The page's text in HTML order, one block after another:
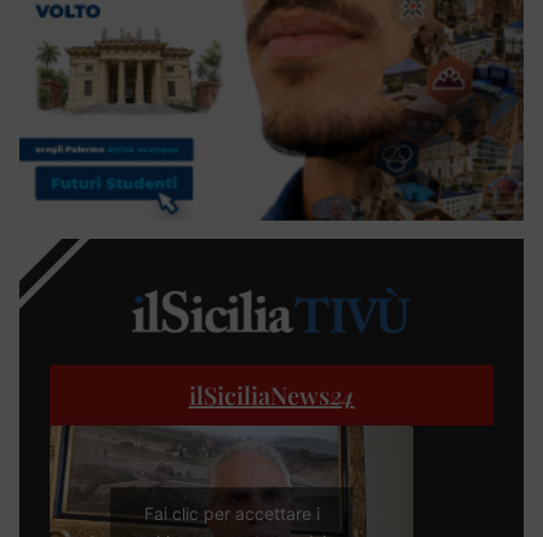
ilSiciliaNews24
Fai clic per accettare i